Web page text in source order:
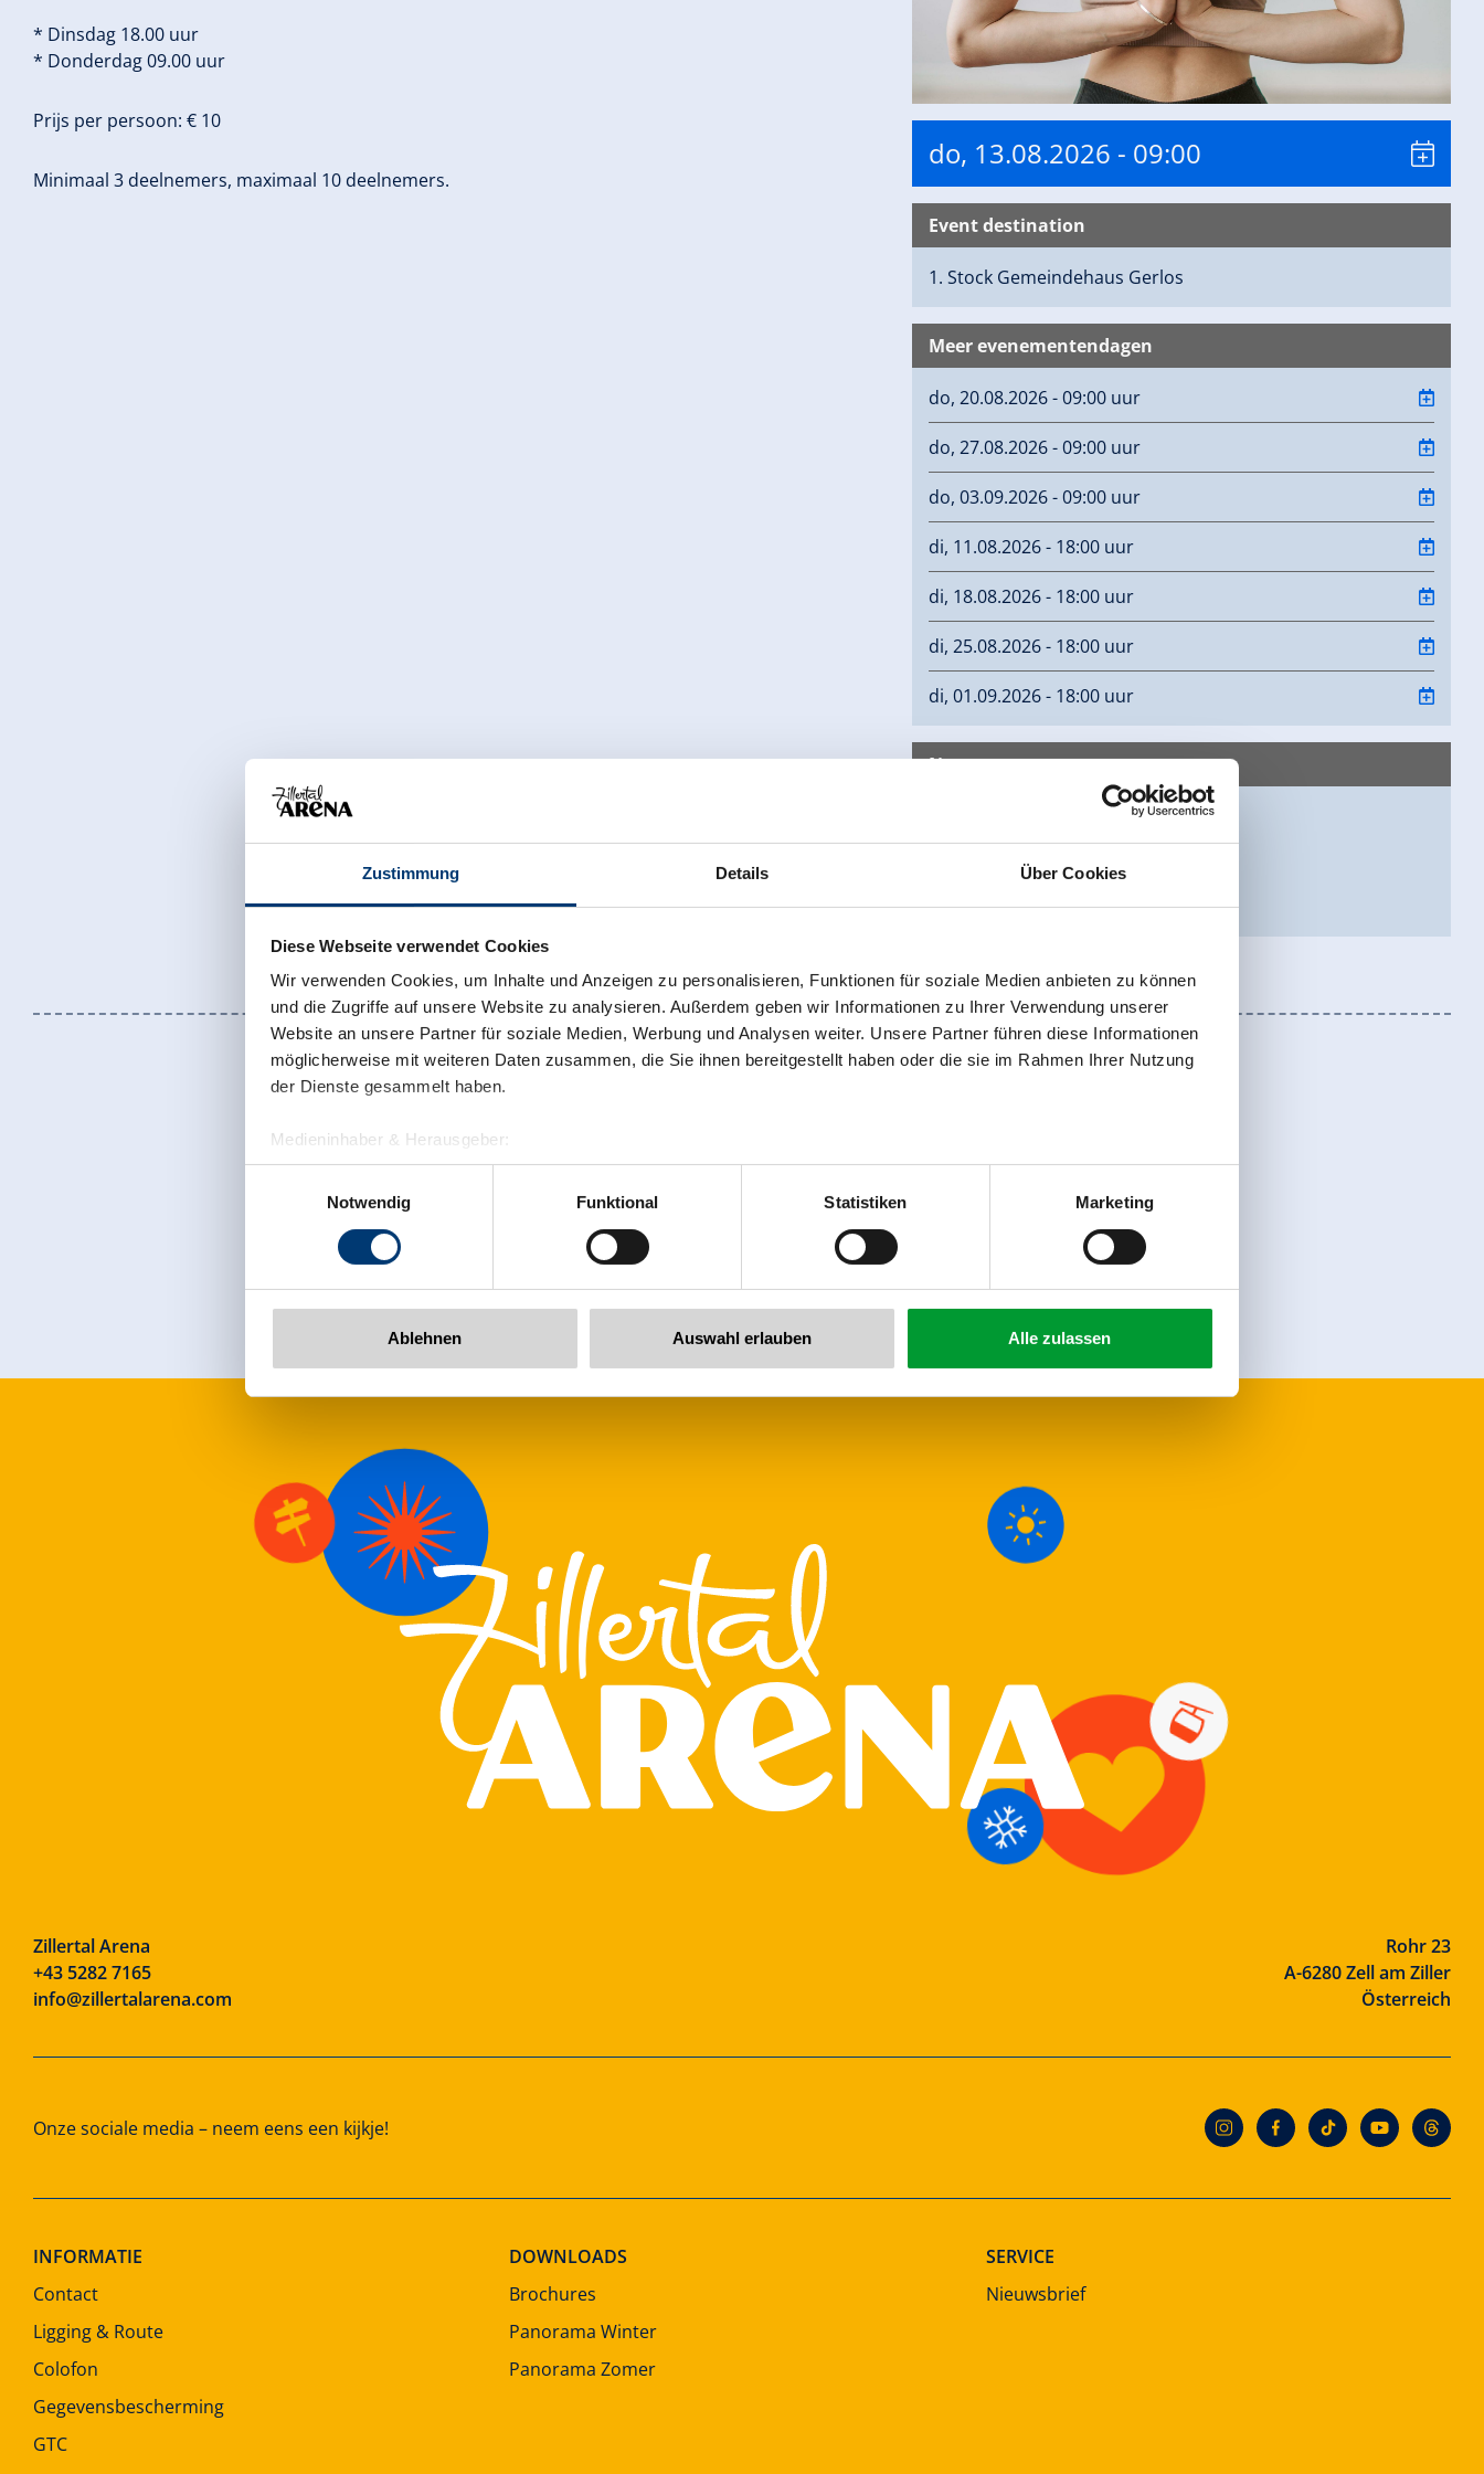
Zustimmung Details Über Cookies
Diese Webseite verwendet Cookies
Wir verwenden Cookies, um Inhalte und Anzeigen zu personalisieren, Funktionen für soziale Medien anbieten zu können
und die Zugriffe auf unsere Website zu analysieren. Außerdem geben wir Informationen zu Ihrer Verwendung unserer
Website an unsere Partner für soziale Medien, Werbung und Analysen weiter. Unsere Partner führen diese Informationen
möglicherweise mit weiteren Daten zusammen, die Sie ihnen bereitgestellt haben oder die sie im Rahmen Ihrer Nutzung
der Dienste gesammelt haben.
Medieninhaber & Herausgeber:
Zeller Bergbahnen Zillertal GmbH & Co KG
Rohr 23// A-6280 Zell am Ziller
www.zillertalarena.com
Notwendig
Funktional Statistiken Marketing
Ablehnen Auswahl erlauben Alle zulassen
* Dinsdag 18.00 uur
* Donderdag 09.00 uur
Prijs per persoon: € 10
Minimaal 3 deelnemers, maximaal 10 deelnemers.
do, 13.08.2026 - 09:00
Event destination
1. Stock Gemeindehaus Gerlos
Meer evenementendagen
do, 20.08.2026 - 09:00 uur
do, 27.08.2026 - 09:00 uur
do, 03.09.2026 - 09:00 uur
di, 11.08.2026 - 18:00 uur
di, 18.08.2026 - 18:00 uur
di, 25.08.2026 - 18:00 uur
di, 01.09.2026 - 18:00 uur
Neem contact op met
6281 Gerlos
+43 664 5437658
info@gerlosbewegt.at
Terug naar het overzicht
Meld u nu aan voor de nieuwsbrief! Registreer
Zillertal Arena
+43 5282 7165
info@zillertalarena.com
Rohr 23
A-6280 Zell am Ziller
Österreich
Onze sociale media – neem eens een kijkje!
INFORMATIE
Contact
Ligging & Route
Colofon
Gegevensbescherming
GTC
DOWNLOADS
Brochures
Panorama Winter
Panorama Zomer
SERVICE
Nieuwsbrief